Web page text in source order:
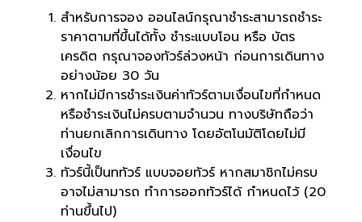
สำหรับการจอง ออนไลน์กรุณาชำระสามารถชำระ
ราคาตามที่ขึ้นได้ทั้ง ชำระแบบโอน หรือ บัตร
เครดิต กรุณาจองทัวร์ล่วงหน้า ก่อนการเดินทาง
อย่างน้อย 30 วัน
หากไม่มีการชำระเงินค่าทัวร์ตามเงื่อนไขที่กำหนด
หรือชำระเงินไม่ครบตามจำนวน ทางบริษัทถือว่า
ท่านยกเลิกการเดินทาง โดยอัตโนมัติโดยไม่มี
เงื่อนไข
ทัวร์นี้เป็นททัวร์ แบบจอยทัวร์ หากสมาชิกไม่ครบ
อาจไม่สามารถ ทำการออกทัวร์ได้ กำหนดไว้ (20
ท่านขึ้นไป)